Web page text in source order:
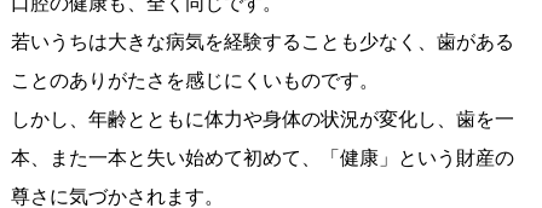
若いうちは大きな病気を経験することも少なく、歯がある
ことのありがたさを感じにくいものです。
しかし、年齢とともに体力や身体の状況が変化し、歯を一
本、また一本と失い始めて初めて、「健康」という財産の
尊さに気づかされます。